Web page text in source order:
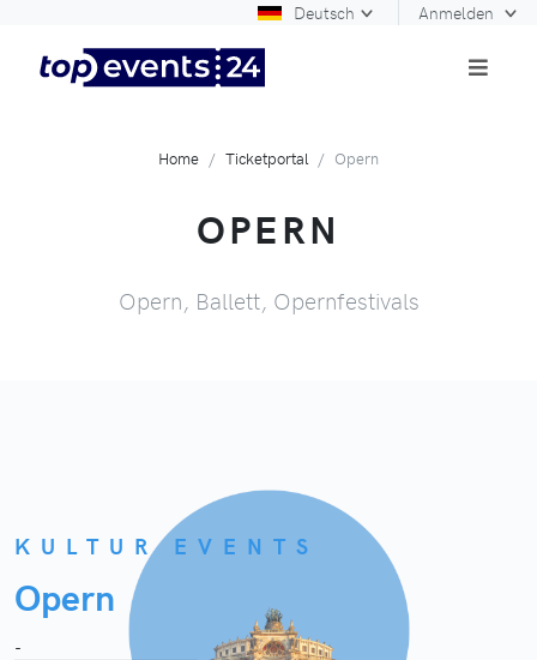
Deutsch Anmelden
Home Ticketportal Opern
OPERN
Opern, Ballett, Opernfestivals
KULTUR EVENTS
Opern
-